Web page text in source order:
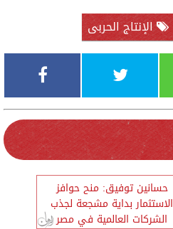
الإنتاج الحربى
حسانين توفيق: منح حوافز
الاستثمار بداية مشجعة لجذب
الشركات العالمية في مصر